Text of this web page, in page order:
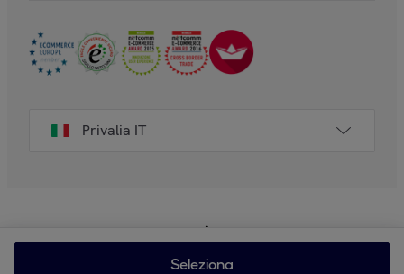
Seleziona
Privalia IT